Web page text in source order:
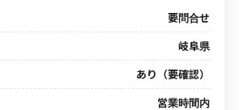
要問合せ
岐阜県
あり（要確認）
営業時間内